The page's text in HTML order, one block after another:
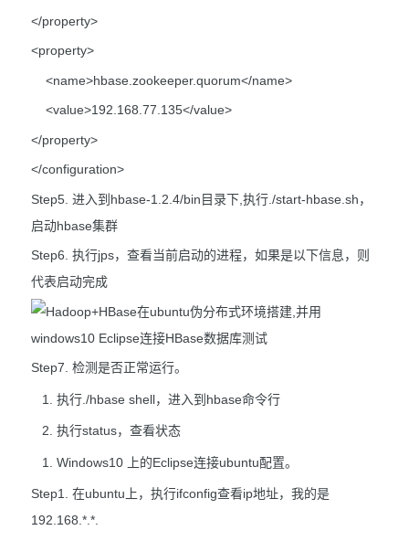
</property>
<property>
<name>hbase.zookeeper.quorum</name>
<value>192.168.77.135</value>
</property>
</configuration>
Step5. 进入到hbase-1.2.4/bin目录下,执行./start-hbase.sh，
启动hbase集群
Step6. 执行jps，查看当前启动的进程，如果是以下信息，则
代表启动完成
Step7. 检测是否正常运行。
执行./hbase shell，进入到hbase命令行
执行status，查看状态
Windows10 上的Eclipse连接ubuntu配置。
Step1. 在ubuntu上，执行ifconfig查看ip地址，我的是
192.168.*.*.